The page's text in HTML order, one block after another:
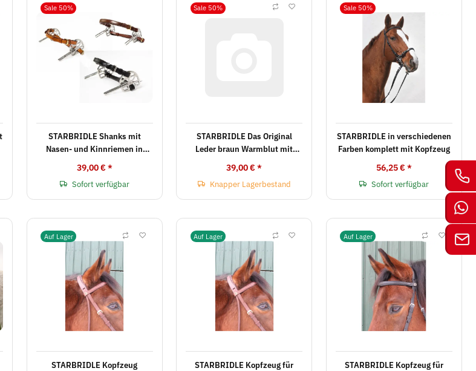
Sale 50%
STARBRIDLE Shanks mit
Nasen- und Kinnriemen in
39,00 € *
Sofort verfügbar
Sale 50%
STARBRIDLE Das Original
Leder braun Warmblut mit
39,00 €*
Knapper Lagerbestand
Sale 50%
STARBRIDLE in verschiedenen
Farben komplett mit Kopfzeug
56,25 € *
Sofort verfügbar
Auf Lager
STARBRIDLE Kopfzeug
Auf Lager
STARBRIDLE Kopfzeug für
Auf Lager
STARBRIDLE Kopfzeug für